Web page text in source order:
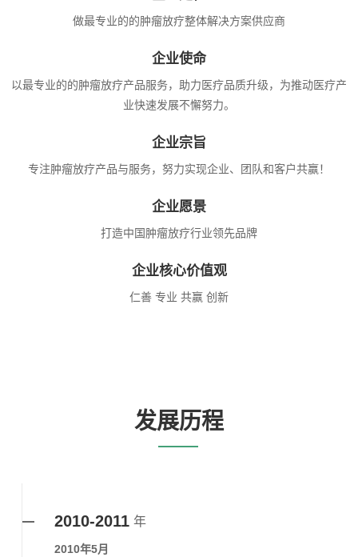
做最专业的的肿瘤放疗整体解决方案供应商
企业使命
以最专业的的肿瘤放疗产品服务，助力医疗品质升级，为推动医疗产
业快速发展不懈努力。
企业宗旨
专注肿瘤放疗产品与服务，努力实现企业、团队和客户共赢！
企业愿景
打造中国肿瘤放疗行业领先品牌
企业核心价值观
仁善 专业 共赢 创新
发展历程
2010-2011 年
2010年5月